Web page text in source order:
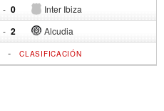
- Inter Ibiza
0
- Alcudia
2
-CLASIFICACIÓN